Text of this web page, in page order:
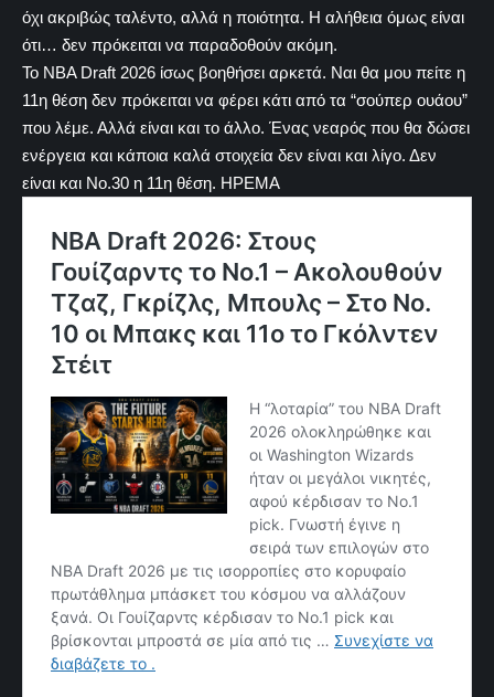
όχι ακριβώς ταλέντο, αλλά η ποιότητα. Η αλήθεια όμως είναι
ότι… δεν πρόκειται να παραδοθούν ακόμη.
Το NBA Draft 2026 ίσως βοηθήσει αρκετά. Ναι θα μου πείτε η
11η θέση δεν πρόκειται να φέρει κάτι από τα “σούπερ ουάου”
που λέμε. Αλλά είναι και το άλλο. Ένας νεαρός που θα δώσει
ενέργεια και κάποια καλά στοιχεία δεν είναι και λίγο. Δεν
είναι και Νο.30 η 11η θέση. ΗΡΕΜΑ